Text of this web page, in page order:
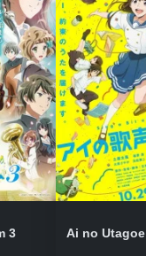
3 Ai no